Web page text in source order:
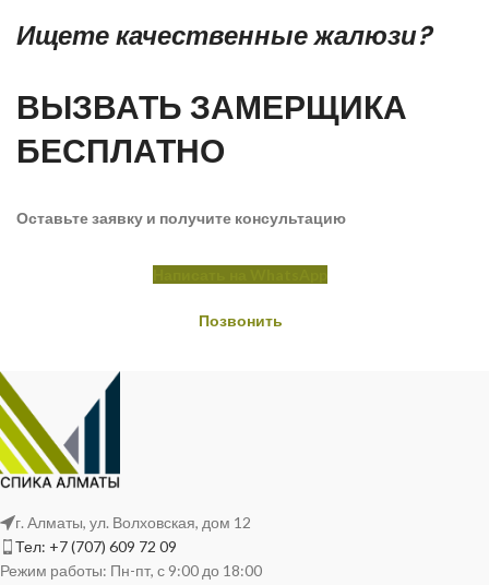
Ищете качественные жалюзи?
ВЫЗВАТЬ ЗАМЕРЩИКА
БЕСПЛАТНО
Оставьте заявку и получите консультацию
Позвонить
г. Алматы, ул. Волховская, дом 12
Тел: +7 (707) 609 72 09
Режим работы: Пн-пт, с 9:00 до 18:00